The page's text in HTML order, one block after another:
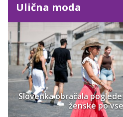
Ulična moda
Slovenka obračala
ženske po